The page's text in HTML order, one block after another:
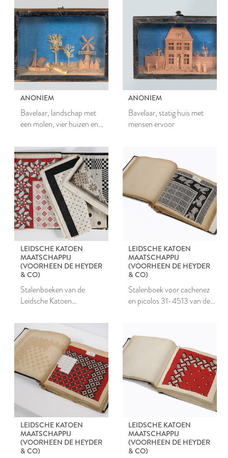
ANONIEM
Bavelaar, landschap met
een molen, vier huizen en
ANONIEM
Bavelaar, statig huis met
mensen ervoor
LEIDSCHE KATOEN
MAATSCHAPPIJ
(VOORHEEN DE HEYDER
& CO)
Stalenboeken van de
Leidsche Katoen
LEIDSCHE KATOEN
MAATSCHAPPIJ
(VOORHEEN DE HEYDER
& CO)
Stalenboek voor cachenez
en picolos 31-4513 van de
LEIDSCHE KATOEN
MAATSCHAPPIJ
(VOORHEEN DE HEYDER
& CO)
LEIDSCHE KATOEN
MAATSCHAPPIJ
(VOORHEEN DE HEYDER
& CO)